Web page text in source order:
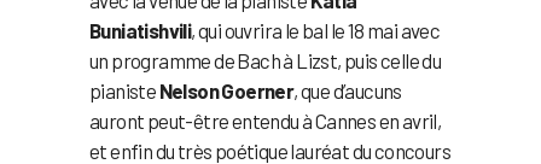
Buniatishvili, qui ouvrira le bal le 18 mai avec
un programme de Bach à Lizst, puis celle du
pianiste Nelson Goerner, que d’aucuns
auront peut-être entendu à Cannes en avril,
et enfin du très poétique lauréat du concours